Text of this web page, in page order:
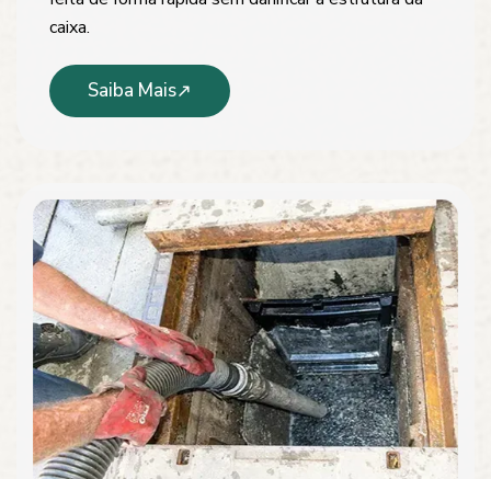
caixa.
Saiba Mais